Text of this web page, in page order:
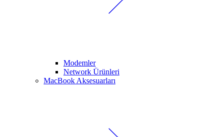
Modemler
Network Ürünleri
MacBook Aksesuarları